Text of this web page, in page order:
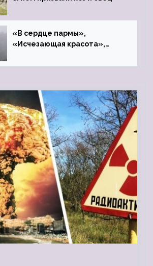
«В сердце пармы»,
«Исчезающая красота»,